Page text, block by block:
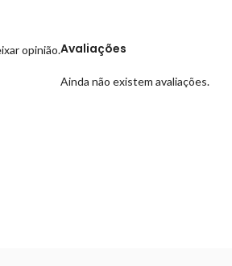
Avaliações
Ainda não existem avaliações.
opinião.